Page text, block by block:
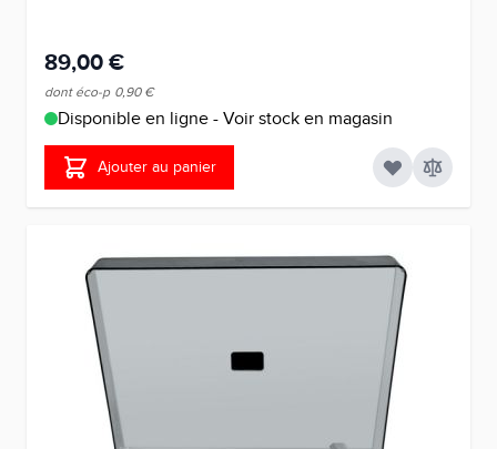
89,00 €
dont éco-p 0,90 €
Disponible en ligne - Voir stock en magasin
Ajouter au panier